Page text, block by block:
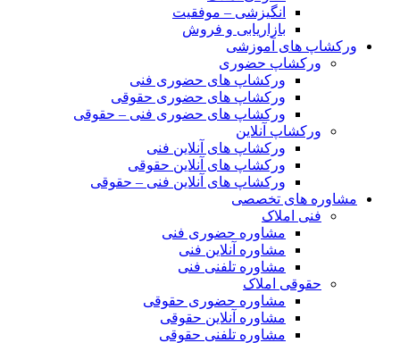
انگیزشی – موفقیت
بازاریابی و فروش
ورکشاپ های آموزشی
ورکشاپ حضوری
ورکشاپ های حضوری فنی
ورکشاپ های حضوری حقوقی
ورکشاپ های حضوری فنی – حقوقی
ورکشاپ آنلاین
ورکشاپ های آنلاین فنی
ورکشاپ های آنلاین حقوقی
ورکشاپ های آنلاین فنی – حقوقی
مشاوره های تخصصی
فنی املاک
مشاوره حضوری فنی
مشاوره آنلاین فنی
مشاوره تلفنی فنی
حقوقی املاک
مشاوره حضوری حقوقی
مشاوره آنلاین حقوقی
مشاوره تلفنی حقوقی